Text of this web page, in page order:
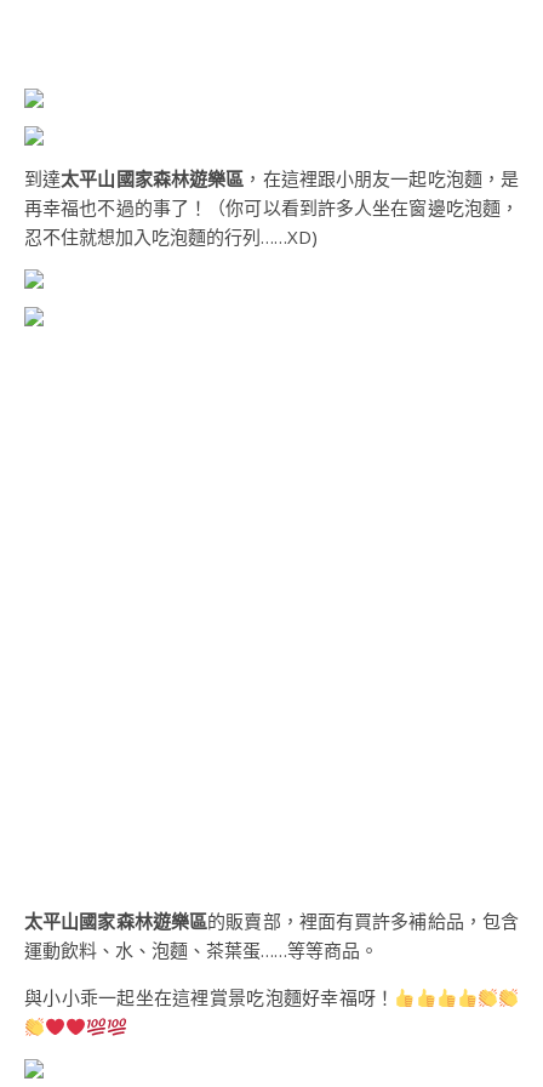
到達太平山國家森林遊樂區 ，在這裡跟小朋友一起吃泡麵，是
再幸福也不過的事了！（你可以看到許多人坐在窗邊吃泡麵，
忍不住就想加入吃泡麵的行列……XD)
太平山國家森林遊樂區的販賣部，裡面有買許多補給品，包含
運動飲料、水、泡麵、茶葉蛋……等等商品。
與小小乖一起坐在這裡賞景吃泡麵好幸福呀！